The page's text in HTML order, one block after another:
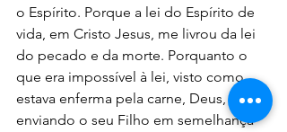
o Espírito. Porque a lei do Espírito de
vida, em Cristo Jesus, me livrou da lei
do pecado e da morte. Porquanto o
que era impossível à lei, visto como
estava enferma pela carne, Deus,
enviando o seu Filho em semelhança